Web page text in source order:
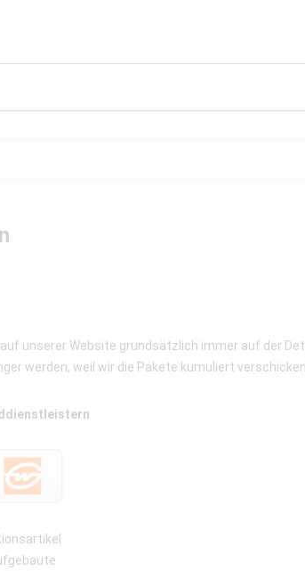
unserer Website grundsätzlich immer auf der
werden, weil wir die Pakete kumuliert verschicken